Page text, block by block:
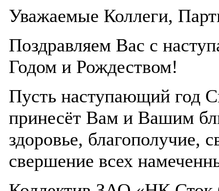
Уважаемые Коллеги,
Поздравляем Вас с
Годом и Рождеством!
Пусть наступающий год
принесёт Вам и Вашим
здоровье, благополучие,
свершение всех